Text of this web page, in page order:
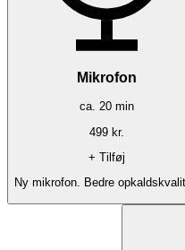
Mikrofon
ca. 20 min
499 kr.
+ Tilføj
Ny mikrofon. Bedre